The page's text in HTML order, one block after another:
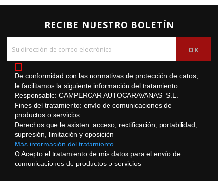
RECIBE NUESTRO BOLETÍN
De conformidad con las normativas de protección de datos,
le facilitamos la siguiente información del tratamiento:
Responsable: CAMPERCAR AUTOCARAVANAS, S.L.
Fines del tratamiento: envío de comunicaciones de
productos o servicios
Derechos que le asisten: acceso, rectificación, portabilidad,
supresión, limitación y oposición
Más información del tratamiento.
O Acepto el tratamiento de mis datos para el envío de
comunicaciones de productos o servicios